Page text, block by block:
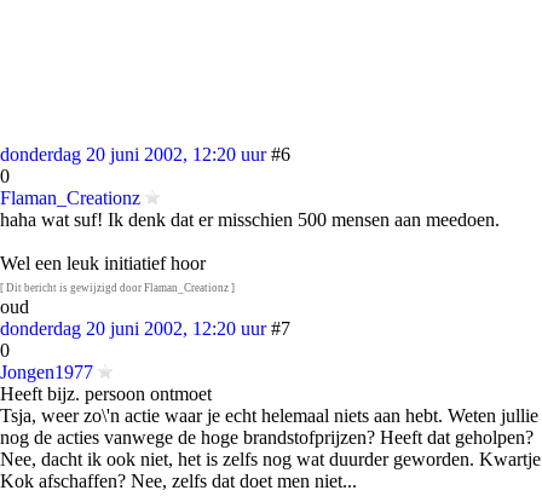
donderdag 20 juni 2002, 12:20 uur #6
0
Flaman_Creationz
haha wat suf! Ik denk dat er misschien 500 mensen aan meedoen.
Wel een leuk initiatief hoor
[ Dit bericht is gewijzigd door Flaman_Creationz ]
oud
donderdag 20 juni 2002, 12:20 uur #7
0
Jongen1977
Heeft bijz. persoon ontmoet
Tsja, weer zo\'n actie waar je echt helemaal niets aan hebt. Weten jullie
nog de acties vanwege de hoge brandstofprijzen? Heeft dat geholpen?
Nee, dacht ik ook niet, het is zelfs nog wat duurder geworden. Kwartje
Kok afschaffen? Nee, zelfs dat doet men niet...